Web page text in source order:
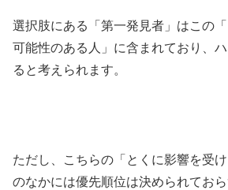
選択肢にある「第一発見者」はこの
可能性のある人」に含まれており、
ると考えられます。
ただし、こちらの「とくに影響を受け
のなかには優先順位は決められておら